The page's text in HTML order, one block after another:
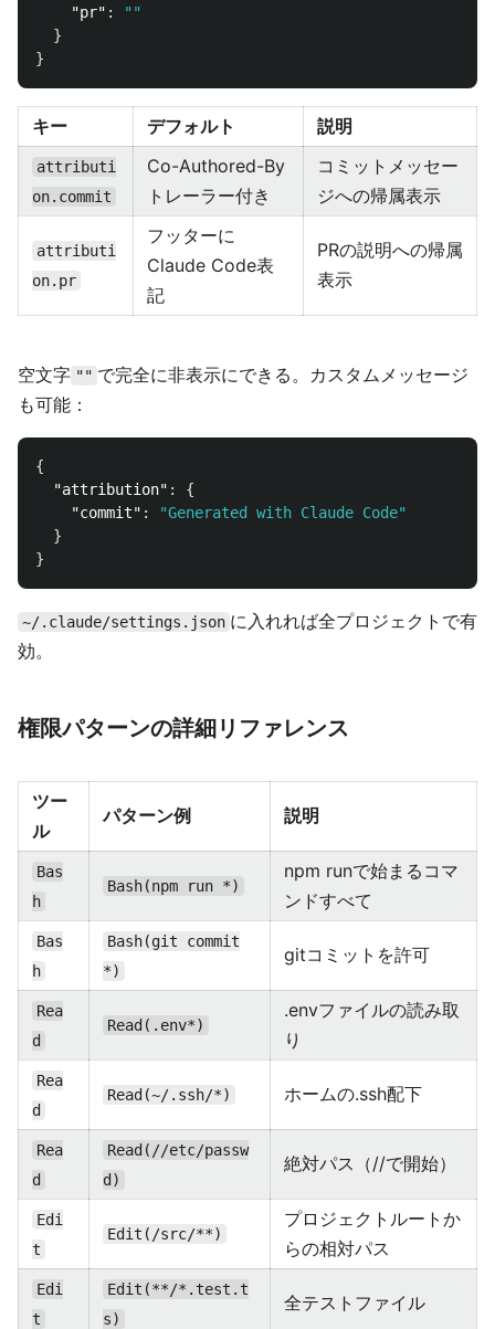
"pr" :
""
}
}
キー デフォルト 説明
attributi
on.commit
Co-Authored-By
トレーラー付き
コミットメッセー
ジへの帰属表示
attributi
on.pr
フッターに
Claude Code表
記
PRの説明への帰属
表示
空文字 "" で完全に非表示にできる。カスタムメッセージ
も可能：
{
"attribution" :
{
"commit" :
"Generated with Claude Code"
}
}
~/.claude/settings.json に入れれば全プロジェクトで有
効。
権限パターンの詳細リファレンス
ツー
ル
パターン例 説明
Bas
h
Bash(npm run *)
npm runで始まるコマ
ンドすべて
Bas
h
Bash(git commit
*)
gitコミットを許可
Rea
d
Read(.env*)
.envファイルの読み取
り
Rea
d
Read(~/.ssh/*) ホームの.ssh配下
Rea
d
Read(//etc/passw
d)
絶対パス（//で開始）
Edi
t
Edit(/src/**)
プロジェクトルートか
らの相対パス
Edi
t
Edit(**/*.test.t
s)
全テストファイル